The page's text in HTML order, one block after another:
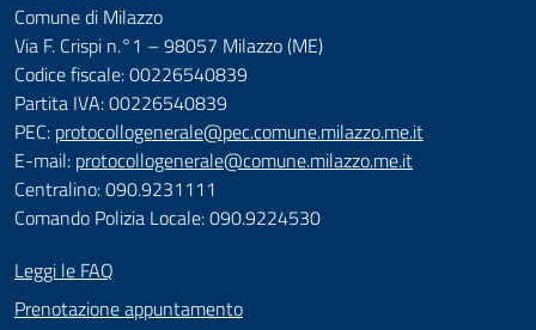
Comune di Milazzo
Via F. Crispi n.°1 – 98057 Milazzo (ME)
Codice fiscale: 00226540839
Partita IVA: 00226540839
PEC: protocollogenerale@pec.comune.milazzo.me.it
E-mail: protocollogenerale@comune.milazzo.me.it
Centralino: 090.9231111
Comando Polizia Locale: 090.9224530
Leggi le FAQ
Prenotazione appuntamento